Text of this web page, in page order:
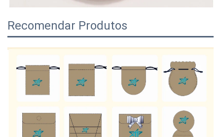
Recomendar Produtos